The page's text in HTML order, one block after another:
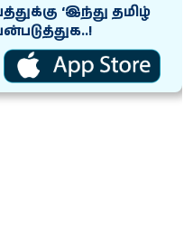
‘இந்து தமிழ்